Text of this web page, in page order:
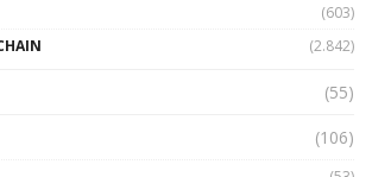
(603)
(2.842)
(55)
(106)